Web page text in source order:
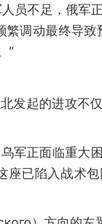
员不足，俄军
调动最终导致
”
发起的进攻不
军正面临重
已陷入战术